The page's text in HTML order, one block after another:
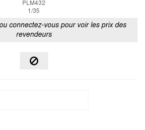
PLM432
1/35
connectez-vous pour voir les prix des
revendeurs